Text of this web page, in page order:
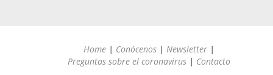
Home | Conócenos | Newsletter |
Preguntas sobre el coronavirus | Contacto